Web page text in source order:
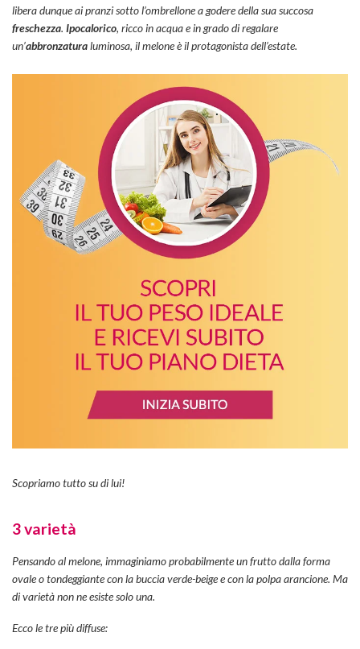
libera dunque ai pranzi sotto l’ombrellone a godere della sua succosa
freschezza. Ipocalorico, ricco in acqua e in grado di regalare
un’abbronzaturaluminosa, il melone è il protagonista dell’estate.
Scopriamo tutto su di lui!
3 varietà
Pensando al melone, immaginiamo probabilmente un frutto dalla forma
ovale o tondeggiante con la buccia verde-beige e con la polpa arancione. Ma
di varietà non ne esiste solo una.
Ecco le tre più diffuse: